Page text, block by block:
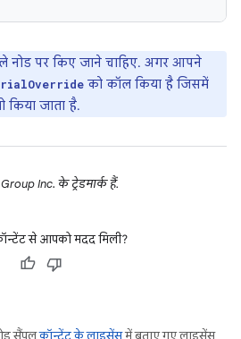
नोड पर किए जाने चाहिए. अगर आपने
को कॉल किया है जिसमें
किया जाता है.
Inc. के ट्रेडमार्क हैं.
से आपको मदद मिली?
सैंपलकॉन्टेंट के लाइसेंसमें बताए गए लाइसेंस